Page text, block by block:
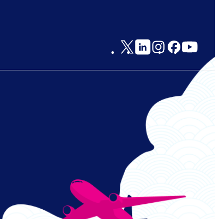
Social